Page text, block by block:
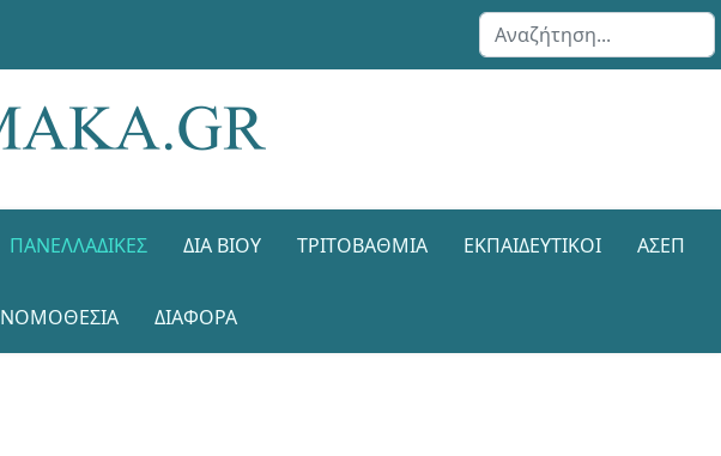
Αναζήτηση...
ΠΑΝΕΛΛΑΔΙΚΈΣ ΔΙΑ ΒΊΟΥ ΤΡΙΤΟΒΆΘΜΙΑ ΕΚΠΑΙΔΕΥΤΙΚΟΊ ΑΣΕΠ
ΝΟΜΟΘΕΣΊΑ ΔΙΑΦΟΡΑ